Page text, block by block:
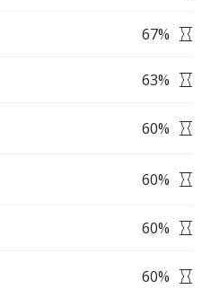
67%
63%
60%
60%
60%
60%